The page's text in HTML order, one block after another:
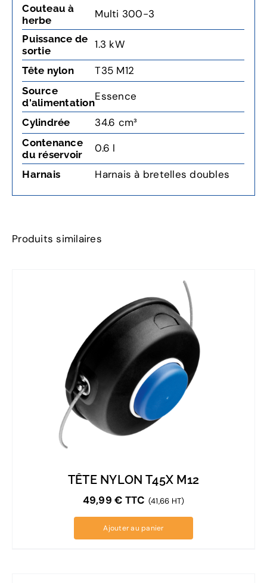
Couteau à
herbe
Multi 300-3
Puissance de
sortie
1.3 kW
Tête nylon T35 M12
Source
d'alimentationEssence
Cylindrée 34.6 cm³
Contenance
du réservoir
0.6 l
Harnais Harnais à bretelles doubles
Produits similaires
TÊTE NYLON T45X M12
49,99€ TTC (41,66 HT)
Ajouter au panier